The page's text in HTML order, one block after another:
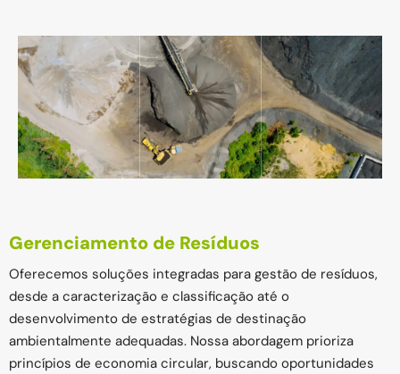
Gerenciamento de Resíduos
Oferecemos soluções integradas para gestão de resíduos,
desde a caracterização e classificação até o
desenvolvimento de estratégias de destinação
ambientalmente adequadas. Nossa abordagem prioriza
princípios de economia circular, buscando oportunidades